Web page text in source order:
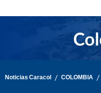
Noticias Caracol / COLOMBIA /